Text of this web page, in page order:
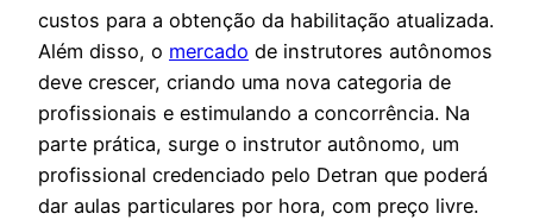
custos para a obtenção da habilitação atualizada.
Além disso, o mercado de instrutores autônomos
deve crescer, criando uma nova categoria de
profissionais e estimulando a concorrência. Na
parte prática, surge o instrutor autônomo, um
profissional credenciado pelo Detran que poderá
dar aulas particulares por hora, com preço livre.